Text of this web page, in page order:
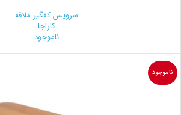
سرویس کفگیر ملاقه
کاراجا
ناموجود
ناموجود